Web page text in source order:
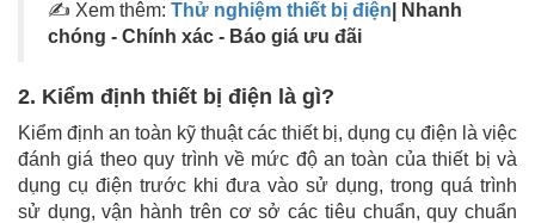
✍ Xem thêm: Thử nghiệm thiết bị điện | Nhanh
chóng - Chính xác - Báo giá ưu đãi
2. Kiểm định thiết bị điện là gì?
Kiểm định an toàn kỹ thuật các thiết bị, dụng cụ điện là việc
đánh giá theo quy trình về mức độ an toàn của thiết bị và
dụng cụ điện trước khi đưa vào sử dụng, trong quá trình
sử dụng, vận hành trên cơ sở các tiêu chuẩn, quy chuẩn